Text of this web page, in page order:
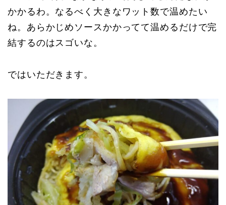
かかるわ。なるべく大きなワット数で温めたい
ね。あらかじめソースかかってて温めるだけで完
結するのはスゴいな。
ではいただきます。